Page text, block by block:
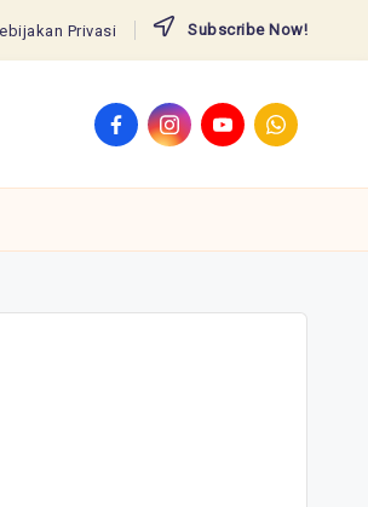
Privasi Subscribe Now!
FacebookInstagram
YouTubeWhatsApp